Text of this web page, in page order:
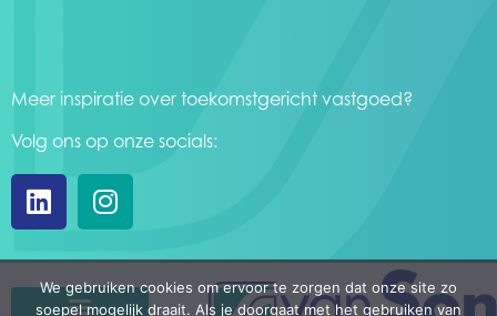
Meer inspiratie over toekomstgericht vastgoed?
Volg ons op onze socials:
We gebruiken cookies om ervoor te zorgen dat onze site zo
soepel mogelijk draait. Als je doorgaat met het gebruiken van